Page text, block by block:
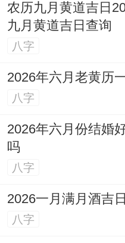
属猴女还有属龙男
望;在这也估计让人
农历九月黄道吉日
九月黄道吉日查询
八字
2026年六月老黄历
八字
2026年六月份结婚
吗
八字
2026一月满月酒吉
八字